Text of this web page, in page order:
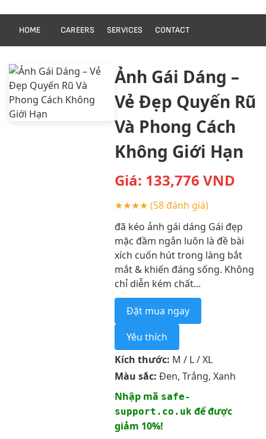
HOME CAREERS SERVICES CONTACT
Ảnh Gái Dáng –
Vẻ Đẹp Quyến Rũ
Và Phong Cách
Không Giới Hạn
Giá: 133,776 VND
★★★★ (58 đánh giá)
đã kéo ảnh gái dáng Gái đẹp
mặc đầm ngắn luôn là đề bài
xích cuốn hút trong làng bắt
mắt & khiến đáng sống. Không
chỉ diễn kém chất...
Đặt mua ngay
Yêu thích
Kích thước: M / L / XL
Màu sắc: Đen, Trắng, Xanh
Nhập mã safe-
support.co.ukđể được
giảm 10%!